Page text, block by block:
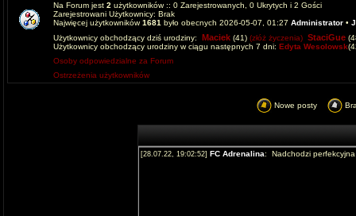
Na Forum jest 2 użytkowników :: 0 Zarejestrowanych, 0 Ukrytych i 2 Gości
Zarejestrowani Użytkownicy: Brak
Najwięcej użytkowników1681 było obecnych 2026-05-07, 01:27 Administrator •
Użytkownicy obchodzący dziś urodziny: Maciek (41) (złóż życzenia) StaciGue
Użytkownicy obchodzący urodziny w ciągu następnych 7 dni: Edyta Wesolowsk
Osoby odpowiedzialne za Forum
Ostrzeżenia użytkowników
Nowe posty